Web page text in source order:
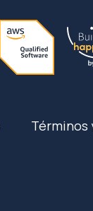
Términos